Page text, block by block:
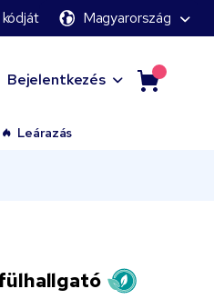
Magyarország
Bejelentkezés
Leárazás